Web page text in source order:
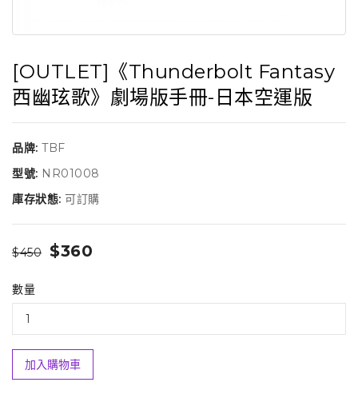
[OUTLET]《Thunderbolt Fantasy
西幽玹歌》劇場版手冊-日本空運版
品牌: TBF
型號: NR01008
庫存狀態: 可訂購
$450 $360
數量
加入購物車